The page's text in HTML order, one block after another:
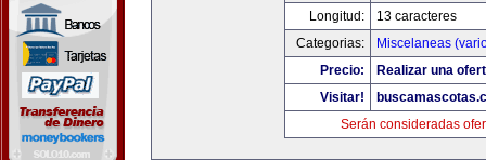
Longitud:
13 caracteres
Categorias:
Miscelaneas
Precio:
Realizar una
Visitar!
Serán consideradas